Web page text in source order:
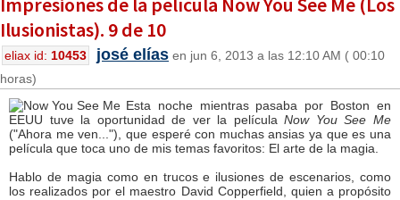
Ilusionistas). 9 de 10
eliax id: 10453 josé elías en jun 6, 2013 a las 12:10 AM ( 00:10
horas)
Esta noche mientras pasaba por Boston en
EEUU tuve la oportunidad de ver la películaNow You See Me
("Ahora me ven..."), que esperé con muchas ansias ya que es una
película que toca uno de mis temas favoritos: El arte de la magia.
Hablo de magia como en trucos e ilusiones de escenarios, como
los realizados por el maestro David Copperfield, quien a propósito